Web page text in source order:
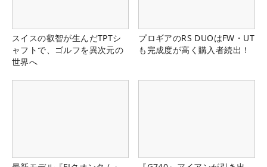
スイスの叡智が生んだTPTシ
ャフトで、ゴルフを異次元の
世界へ
プロギアのRS DUOはFW・UT
も完成度が高く購入者続出！